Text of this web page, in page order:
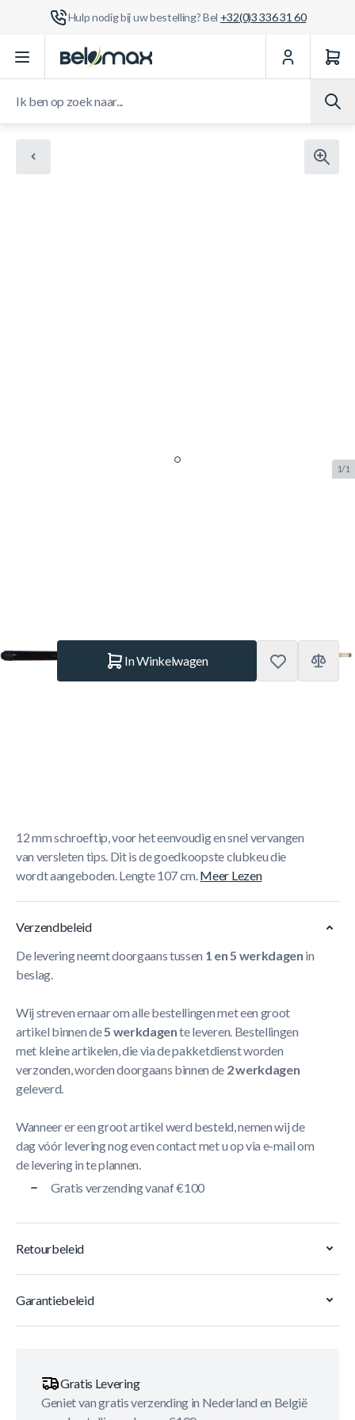
Hulp nodig bij uw bestelling? Bel +32(0)3 336 31 60
Ga naar de inhoud
1/1
Aantal
In Winkelwagen
12 mm schroeftip, voor het eenvoudig en snel vervangen
van versleten tips. Dit is de goedkoopste clubkeu die
wordt aangeboden. Lengte 107 cm.Meer Lezen
Verzendbeleid
De levering neemt doorgaans tussen 1 en 5 werkdagen in
beslag.
Wij streven ernaar om alle bestellingen met een groot
artikel binnen de5 werkdagente leveren. Bestellingen
met kleine artikelen, die via de pakketdienst worden
verzonden, worden doorgaans binnen de 2 werkdagen
geleverd.
Wanneer er een groot artikel werd besteld, nemen wij de
dag vóór levering nog even contact met u op via e-mail om
de levering in te plannen.
Gratis verzending vanaf €100
Retourbeleid
Garantiebeleid
Gratis Levering
Geniet van gratis verzending in Nederland en België